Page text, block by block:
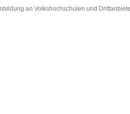
an Volkshochschulen und